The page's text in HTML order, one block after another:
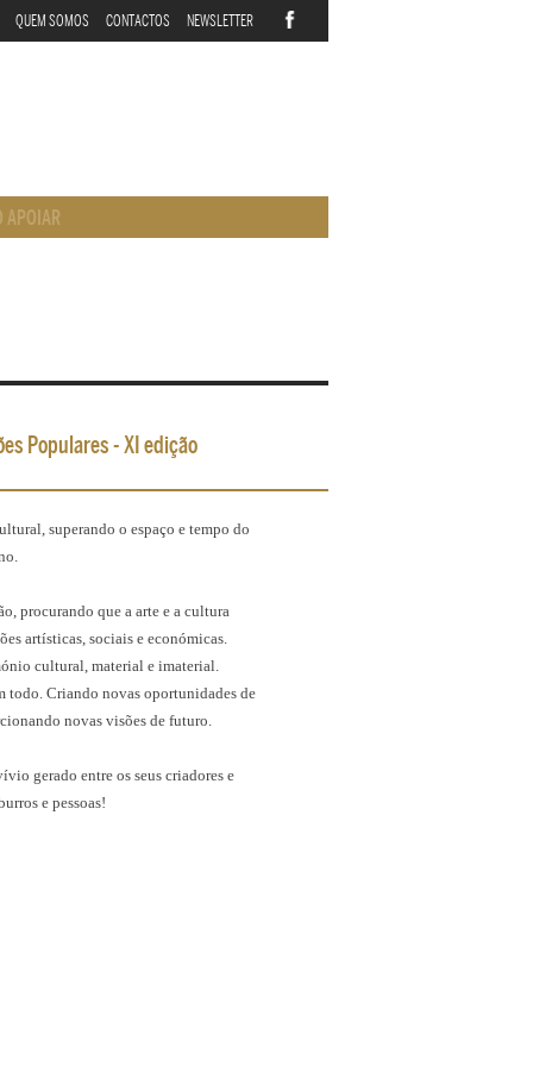
QUEM SOMOS CONTACTOS NEWSLETTER
APOIAR
Populares - XI edição
superando o espaço e tempo do
procurando que a arte e a cultura
artísticas, sociais e económicas.
cultural, material e imaterial.
todo. Criando novas oportunidades de
novas visões de futuro.
gerado entre os seus criadores e
e pessoas!